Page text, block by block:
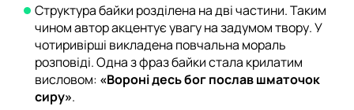
Структура байки розділена на дві частини. Таким
чином автор акцентує увагу на задумом твору. У
чотиривірші викладена повчальна мораль
розповіді. Одна з фраз байки стала крилатим
висловом: «Вороні десь бог послав шматочок
сиру».